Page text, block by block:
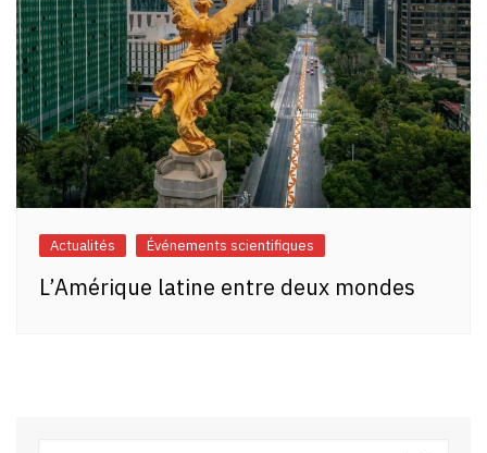
Actualités Événements scientifiques
L’Amérique latine entre deux mondes